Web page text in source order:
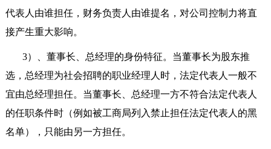
代表人由谁担任，财务负责人由谁提名，对公司控制力将直
接产生重大影响。
3）、董事长、总经理的身份特征。当董事长为股东推
选，总经理为社会招聘的职业经理人时，法定代表人一般不
宜由总经理担任。当董事长、总经理一方不符合法定代表人
的任职条件时（例如被工商局列入禁止担任法定代表人的黑
名单），只能由另一方担任。